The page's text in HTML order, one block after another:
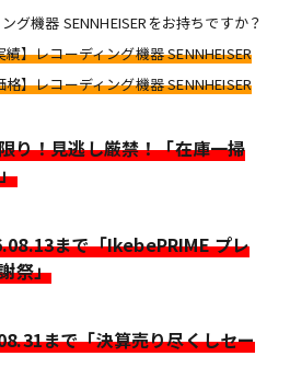
グ機器 SENNHEISERをお持ちですか？
】レコーディング機器 SENNHEISER
】レコーディング機器 SENNHEISER
り！見逃し厳禁！「在庫一掃
まで「IkebePRIME プレ
祭」
まで「決算売り尽くしセー